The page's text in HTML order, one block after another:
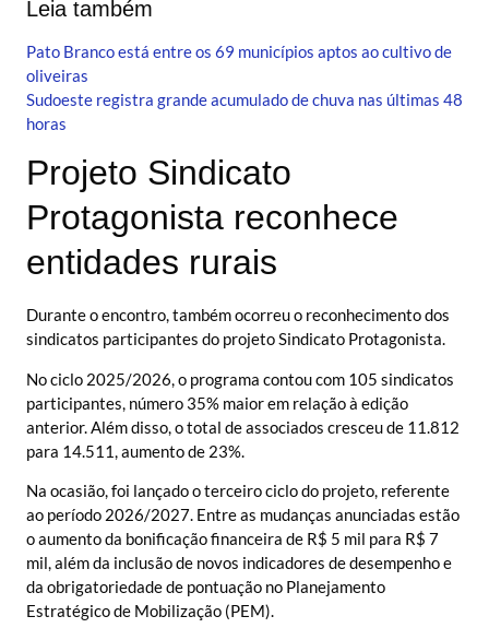
Leia também
Pato Branco está entre os 69 municípios aptos ao cultivo de
oliveiras
Sudoeste registra grande acumulado de chuva nas últimas 48
horas
Projeto Sindicato
Protagonista reconhece
entidades rurais
Durante o encontro, também ocorreu o reconhecimento dos
sindicatos participantes do projeto Sindicato Protagonista.
No ciclo 2025/2026, o programa contou com 105 sindicatos
participantes, número 35% maior em relação à edição
anterior. Além disso, o total de associados cresceu de 11.812
para 14.511, aumento de 23%.
Na ocasião, foi lançado o terceiro ciclo do projeto, referente
ao período 2026/2027. Entre as mudanças anunciadas estão
o aumento da bonificação financeira de R$ 5 mil para R$ 7
mil, além da inclusão de novos indicadores de desempenho e
da obrigatoriedade de pontuação no Planejamento
Estratégico de Mobilização (PEM).